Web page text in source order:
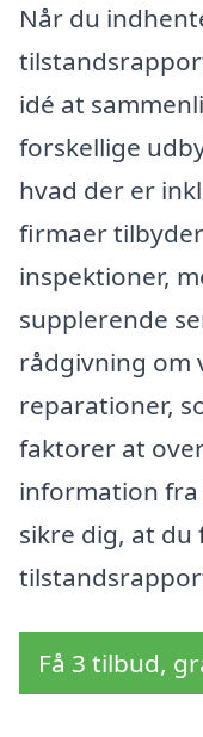
Når du
idé at
forskellige
hvad der er
firmaer
inspektioner,
supplerende
rådgivning om
reparationer,
faktorer at
information fra
sikre dig, at du
Få 3 tilbud,